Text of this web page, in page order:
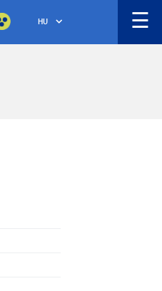
HU ☰